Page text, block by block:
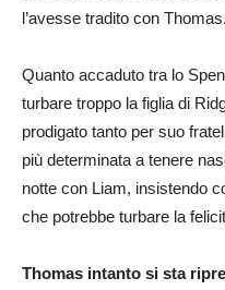
l’avesse tradito con Thomas.
Quanto accaduto tra lo
turbare troppo la figlia di
prodigato tanto per suo
più determinata a tenere
notte con Liam, insistendo
che potrebbe turbare la
Thomas intanto si sta